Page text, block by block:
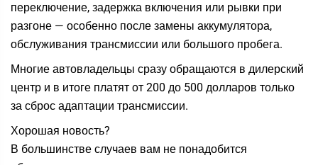
переключение, задержка включения или рывки при
разгоне — особенно после замены аккумулятора,
обслуживания трансмиссии или большого пробега.
Многие автовладельцы сразу обращаются в дилерский
центр и в итоге платят от 200 до 500 долларов только
за сброс адаптации трансмиссии.
Хорошая новость?
В большинстве случаев вам не понадобится